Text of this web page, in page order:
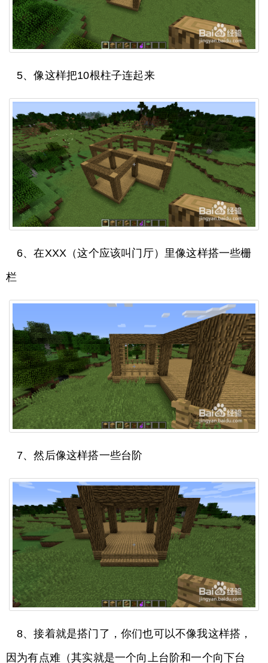
5、像这样把10根柱子连起来
6、在XXX（这个应该叫门厅）里像这样搭一些栅
栏
7、然后像这样搭一些台阶
8、接着就是搭门了，你们也可以不像我这样搭，
因为有点难（其实就是一个向上台阶和一个向下台